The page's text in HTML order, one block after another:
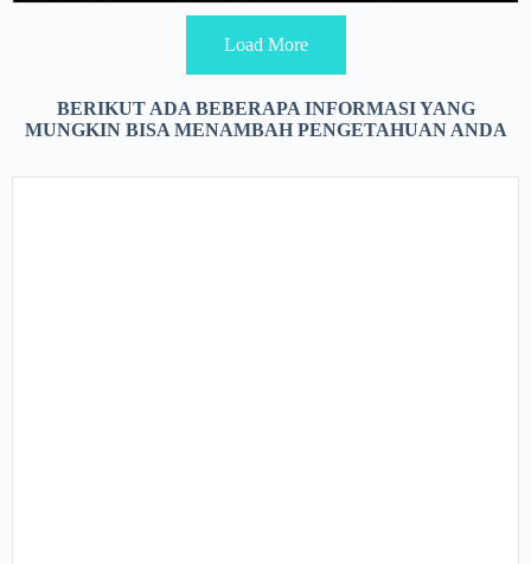
Load More
BERIKUT ADA BEBERAPA INFORMASI YANG
MUNGKIN BISA MENAMBAH PENGETAHUAN ANDA